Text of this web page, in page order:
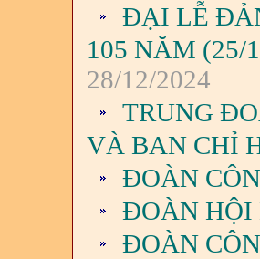
ĐẠI LỄ
105 NĂM (25/
28/12/2024
TRUNG
VÀ BAN CHỈ
ĐOÀN
ĐOÀN HỘI
ĐOÀN